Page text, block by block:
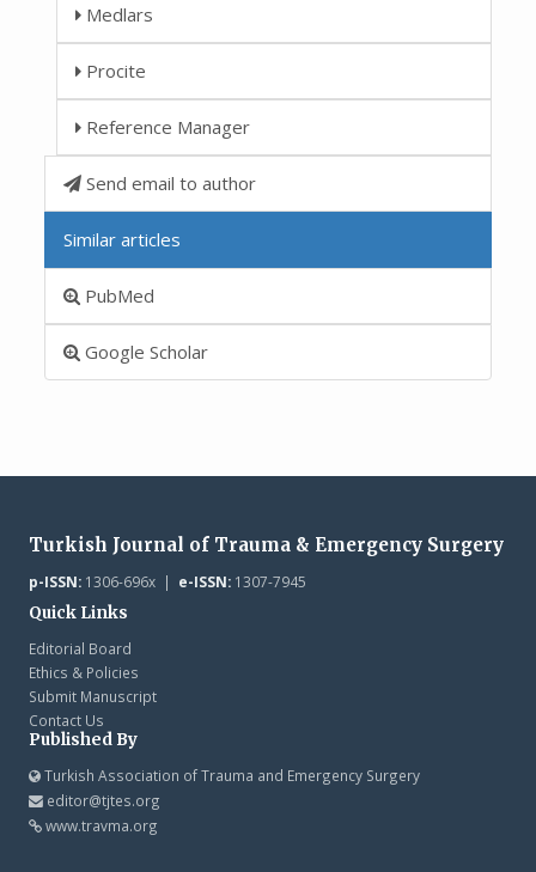
Medlars
Procite
Reference Manager
Send email to author
Similar articles
PubMed
Google Scholar
Turkish Journal of Trauma & Emergency Surgery
p-ISSN:1306-696x | e-ISSN:1307-7945
Quick Links
Editorial Board
Ethics & Policies
Submit Manuscript
Contact Us
Published By
Turkish Association of Trauma and Emergency Surgery
editor@tjtes.org
www.travma.org